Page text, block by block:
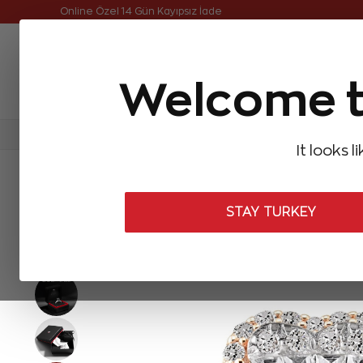
Welcome
It looks
STAY TURKEY
Online Özel Ücretsiz ve Sigortalı Teslimat
Aynı Gün Kargo Çok Satanlar